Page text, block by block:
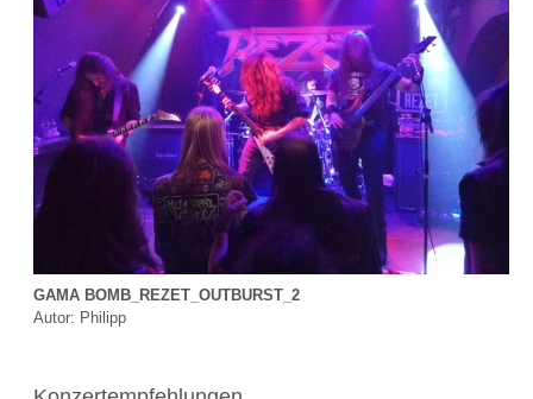
GAMA BOMB_REZET_OUTBURST_2
Autor: Philipp